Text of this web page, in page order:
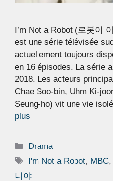
I’m Not a Robot (로봇이
est une série télévisée
actuellement toujours
en 16 épisodes. La série
2018. Les acteurs
Chae Soo-bin, Uhm Ki-
Seung-ho) vit une vie
plus
Catégories
Drama
Étiquettes
I'm Not a Robot, MBC
니야